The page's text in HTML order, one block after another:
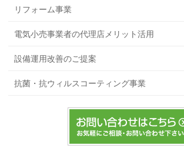
リフォーム事業
電気小売事業者の代理店メリット活用
設備運用改善のご提案
抗菌・抗ウィルスコーティング事業